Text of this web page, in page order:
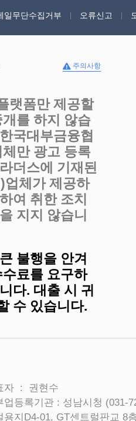
일무단수집거부 오류신고
주의사항
랫폼만 제공할
를 하지 않습
국대부금융협
만 광고 등록
더스에 기재된
업체가 제공하
여 취한 조치
지지 않습니
불행을 안겨
료를 요구하
다. 대출 시 귀
수 있습니다.
자 : 권현수
업등록기관 : 성남시청 (031-
지D4-01, GT센트럴판교 8